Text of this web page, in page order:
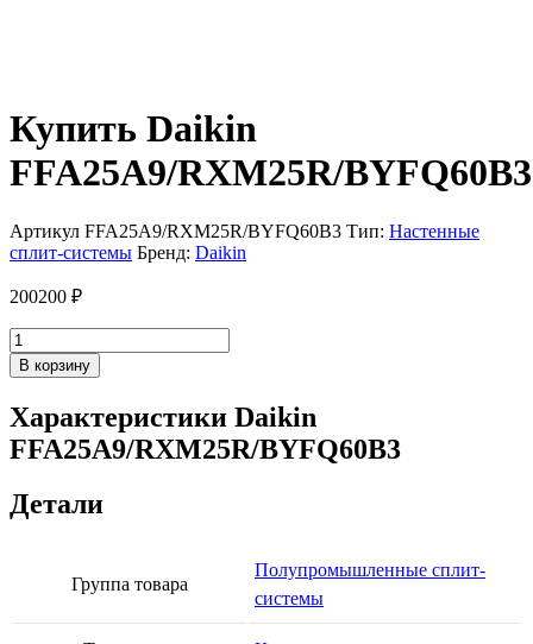
Купить Daikin
FFA25A9/RXM25R/BYFQ60B3
Артикул FFA25A9/RXM25R/BYFQ60B3 Тип: Настенные
сплит-системы Бренд: Daikin
200200 ₽
Количество
товара
Daikin
В корзину
Характеристики Daikin
FFA25A9/RXM25R/BYFQ60B3
Детали
Группа товара
Полупромышленные сплит-
системы